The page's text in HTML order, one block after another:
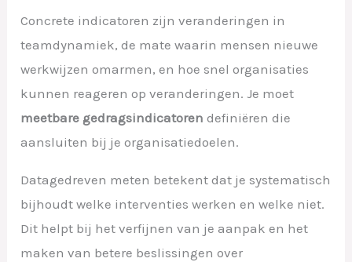
Concrete indicatoren zijn veranderingen in
teamdynamiek, de mate waarin mensen nieuwe
werkwijzen omarmen, en hoe snel organisaties
kunnen reageren op veranderingen. Je moet
meetbare gedragsindicatoren definiëren die
aansluiten bij je organisatiedoelen.
Datagedreven meten betekent dat je systematisch
bijhoudt welke interventies werken en welke niet.
Dit helpt bij het verfijnen van je aanpak en het
maken van betere beslissingen over